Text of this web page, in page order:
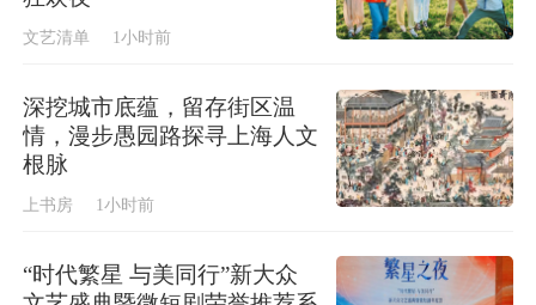
文艺清单 1小时前
深挖城市底蕴，留存街区温
情，漫步愚园路探寻上海人文
根脉
上书房 1小时前
“时代繁星 与美同行”新大众